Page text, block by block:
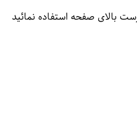
بالای صفحه استفاده نمائید